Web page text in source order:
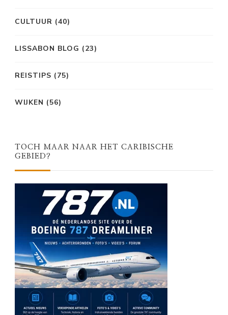
CULTUUR (40)
LISSABON BLOG (23)
REISTIPS (75)
WIJKEN (56)
TOCH MAAR NAAR HET CARIBISCHE
GEBIED?